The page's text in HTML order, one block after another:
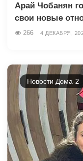
Арай Чобанян
свои новые
266 4 ДЕКАБРЯ,
Новости Дома-2